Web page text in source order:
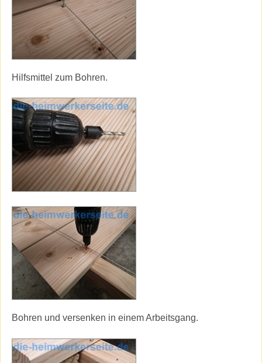
Hilfsmittel zum Bohren.
Bohren und versenken in einem Arbeitsgang.